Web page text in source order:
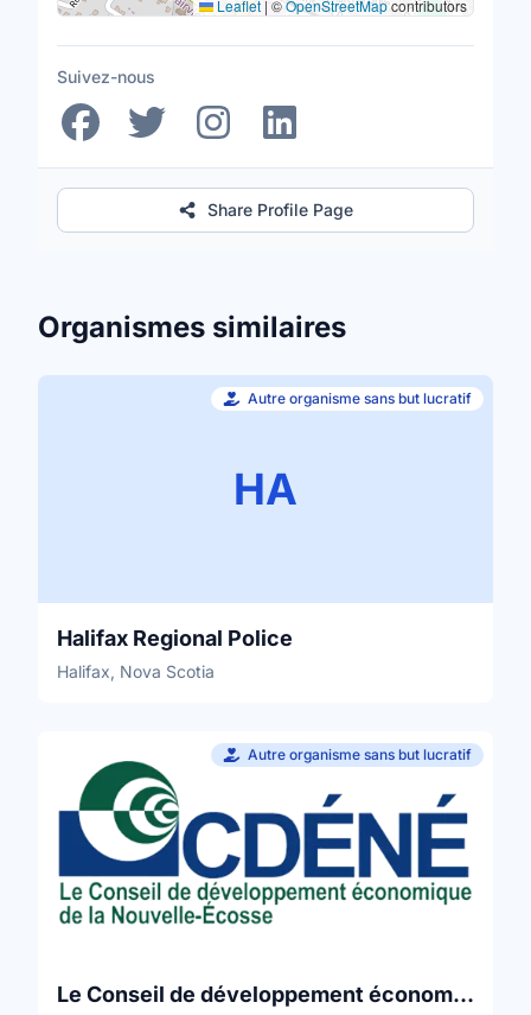
Leaflet | ©OpenStreetMapcontributors
Suivez-nous
Share Profile Page
Organismes similaires
HA
Autre organisme sans but lucratif
Halifax Regional Police
Halifax, Nova Scotia
Autre organisme sans but lucratif
Le Conseil de développement économique de la Nouvelle-Écosse